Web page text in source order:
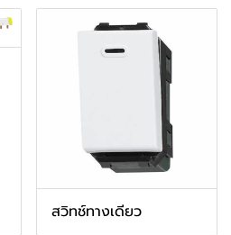
สวิทช์ทางเดียว